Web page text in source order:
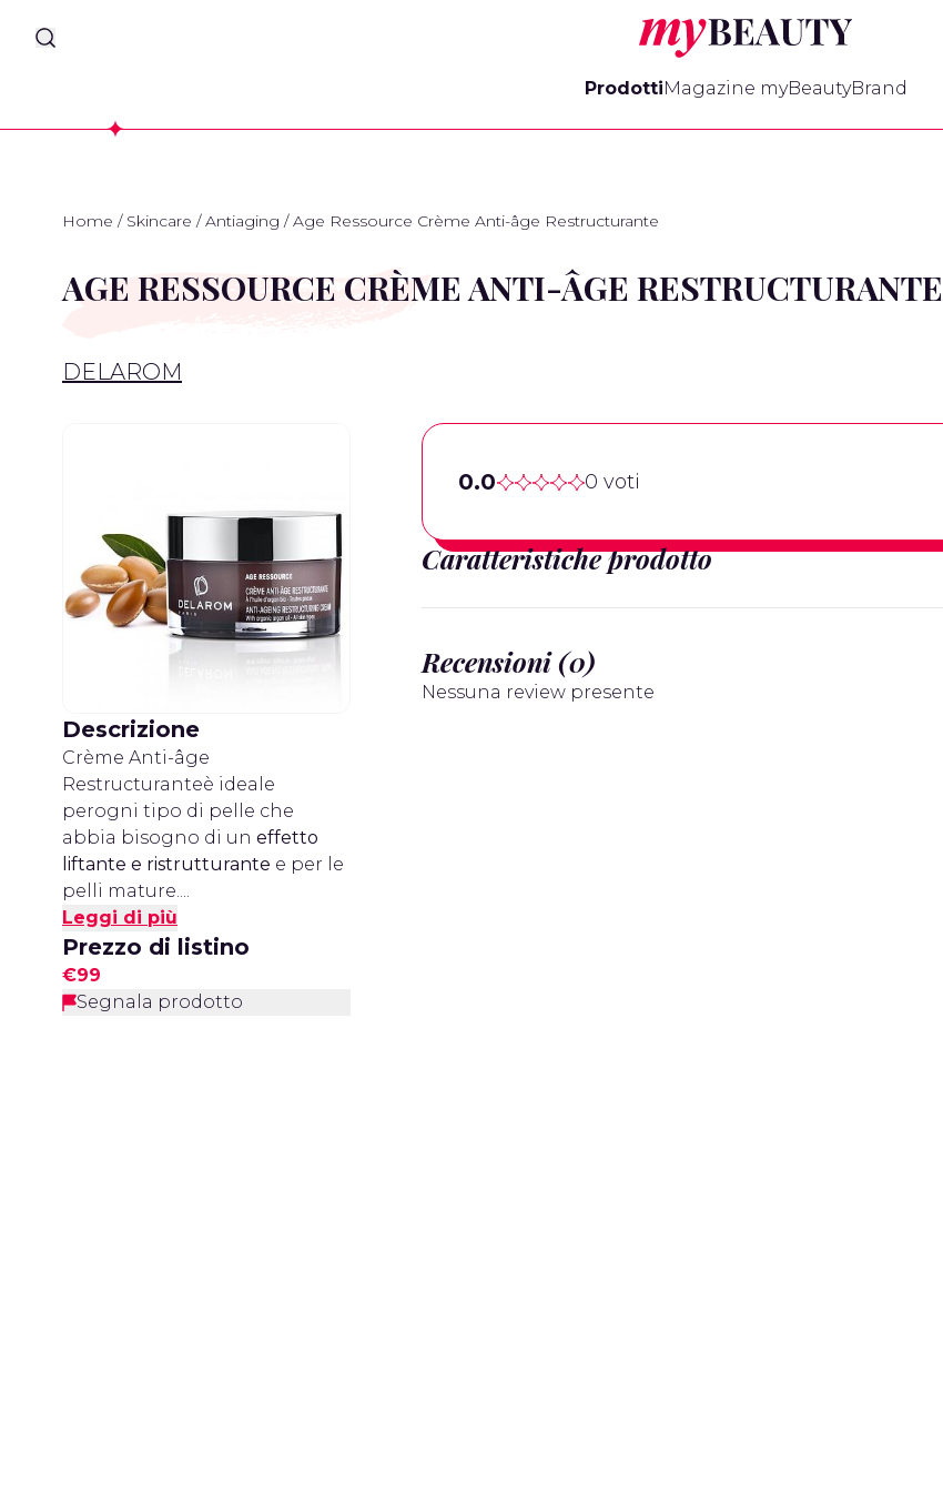
myBeauty
ProdottiMagazine myBeautyBrand
Home / Skincare / Antiaging / Age Ressource Crème Anti-âge Restructurante
AGE RESSOURCE CRÈME ANTI-ÂGE RESTRUCTURANTE
DELAROM
Descrizione
Crème Anti-âge
Restructuranteè ideale
perogni tipo di pelle che
abbia bisogno di un effetto
liftante e ristrutturante e per le
pelli mature....
Leggi di più
Prezzo di listino
€99
Segnala prodotto
0.0 0 voti
Caratteristiche prodotto
Recensioni (0)
Nessuna review presente